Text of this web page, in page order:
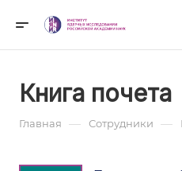
Книга почета
Главная — Сотрудники —